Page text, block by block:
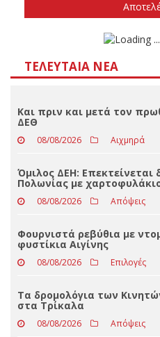
Δεν
ΤΕΛΕΥΤΑΊΑ ΝΈΑ
Και πριν και μετά τον
ΔΕΘ
08/08/2026 Αιχμηρά
Όμιλος ΔΕΗ: Επεκτείνεται
Πολωνίας με χαρτοφυλάκιο
08/08/2026 Απόψεις
Φουρνιστά ρεβύθια με
φυστίκια Αιγίνης
08/08/2026 Επιλογές